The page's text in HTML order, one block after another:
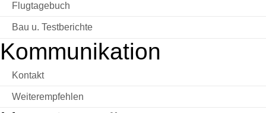
Flugtagebuch
Bau u. Testberichte
Kommunikation
Kontakt
Weiterempfehlen